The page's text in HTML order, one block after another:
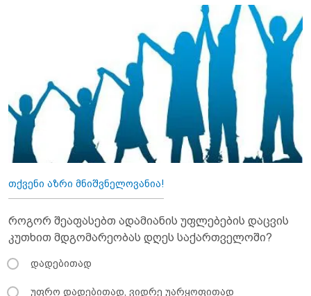
თქვენი აზრი მნიშვნელოვანია!
როგორ შეაფასებთ ადამიანის უფლებების დაცვის
კუთხით მდგომარეობას დღეს საქართველოში?
დადებითად
უფრო დადებითად, ვიდრე უარყოფითად